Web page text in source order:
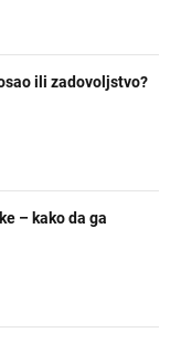
ili zadovoljstvo?
– kako da ga